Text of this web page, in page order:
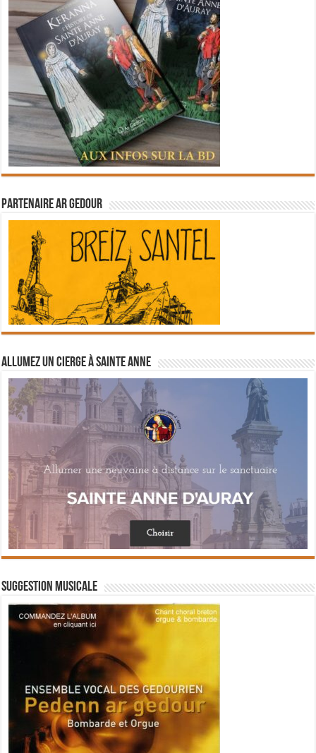
Partenaire Ar Gedour
Allumez un cierge à Sainte Anne
Suggestion musicale